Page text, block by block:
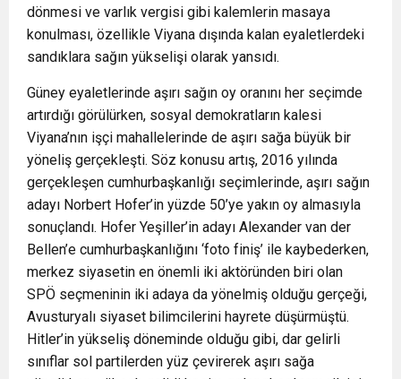
dönmesi ve varlık vergisi gibi kalemlerin masaya
konulması, özellikle Viyana dışında kalan eyaletlerdeki
sandıklara sağın yükselişi olarak yansıdı.
Güney eyaletlerinde aşırı sağın oy oranını her seçimde
artırdığı görülürken, sosyal demokratların kalesi
Viyana’nın işçi mahallelerinde de aşırı sağa büyük bir
yöneliş gerçekleşti. Söz konusu artış, 2016 yılında
gerçekleşen cumhurbaşkanlığı seçimlerinde, aşırı sağın
adayı Norbert Hofer’in yüzde 50’ye yakın oy almasıyla
sonuçlandı. Hofer Yeşiller’in adayı Alexander van der
Bellen’e cumhurbaşkanlığını ‘foto finiş’ ile kaybederken,
merkez siyasetin en önemli iki aktöründen biri olan
SPÖ seçmeninin iki adaya da yönelmiş olduğu gerçeği,
Avusturyalı siyaset bilimcilerini hayrete düşürmüştü.
Hitler’in yükseliş döneminde olduğu gibi, dar gelirli
sınıflar sol partilerden yüz çevirerek aşırı sağa